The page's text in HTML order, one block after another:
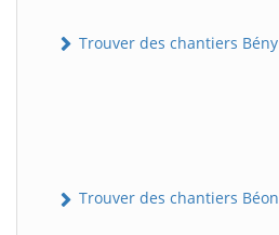
Trouver des chantiers Bény
Trouver des chantiers Béon